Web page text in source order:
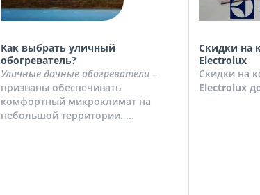
Как выбрать уличный
обогреватель?
Уличные дачные обогреватели –
призваны обеспечивать
комфортный микроклимат на
небольшой территории. ...
Скидки на
Electrolux
Скидки на
Electrolux